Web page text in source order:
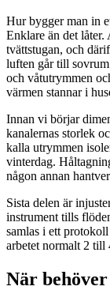
Hur bygger man in
Enklare än det låter.
tvättstugan, och
luften går till
och våtutrymmen
värmen stannar i
Innan vi börjar
kanalernas storlek
kalla utrymmen
vinterdag.
någon annan
Sista delen är
instrument tills
samlas i ett
arbetet normalt 2 till
När